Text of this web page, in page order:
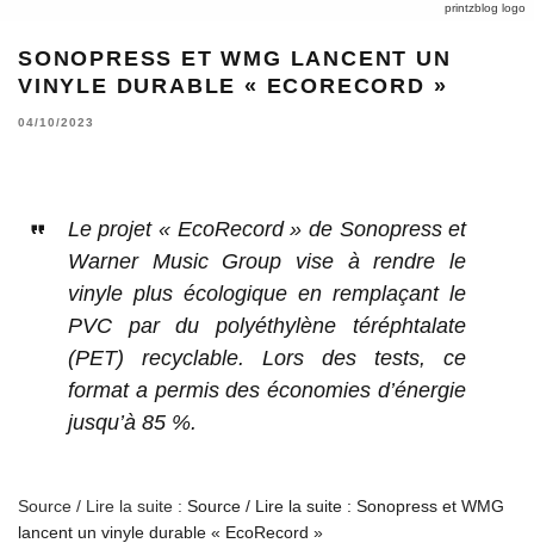
printzblog logo
SONOPRESS ET WMG LANCENT UN
VINYLE DURABLE « ECORECORD »
04/10/2023
Le projet « EcoRecord » de Sonopress et
Warner Music Group vise à rendre le
vinyle plus écologique en remplaçant le
PVC par du polyéthylène téréphtalate
(PET) recyclable. Lors des tests, ce
format a permis des économies d’énergie
jusqu’à 85 %.
Source / Lire la suite : Source / Lire la suite : Sonopress et WMG
lancent un vinyle durable « EcoRecord »